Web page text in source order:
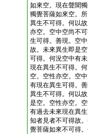
如來空。現在聲聞
獨覺菩薩如來空。
異生不可得。何以
亦空。空中空尚不
生可得。善現。空
故。未來異生即是
可得。何況空中有
現在異生不可得。
空。空性亦空。空
有現在異生可得。
異生不可得。何以
是空。空性亦空。
有過去未來現在異
知者見者不可得故
覺菩薩如來不可得